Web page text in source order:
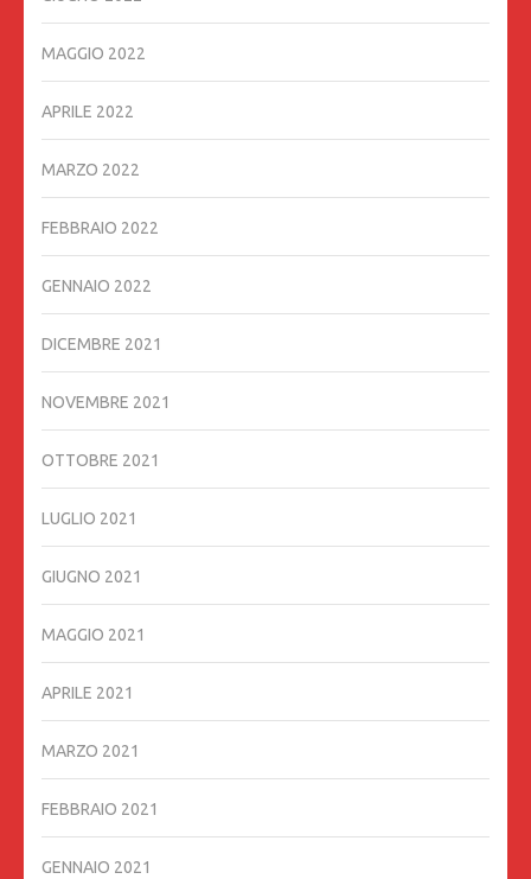
MAGGIO 2022
APRILE 2022
MARZO 2022
FEBBRAIO 2022
GENNAIO 2022
DICEMBRE 2021
NOVEMBRE 2021
OTTOBRE 2021
LUGLIO 2021
GIUGNO 2021
MAGGIO 2021
APRILE 2021
MARZO 2021
FEBBRAIO 2021
GENNAIO 2021